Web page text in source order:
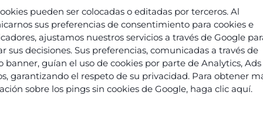
pueden ser colocadas o editadas por terceros. Al
sus preferencias de consentimiento para cookies e
ajustamos nuestros servicios a través de Google
sus decisiones. Sus preferencias, comunicadas a través de
banner, guían el uso de cookies por parte de Analytics,
garantizando el respeto de su privacidad. Para obtener
sobre los pings sin cookies de Google, haga clic aquí.
Podcasts
transforma
tus
equipos?
Saber
más